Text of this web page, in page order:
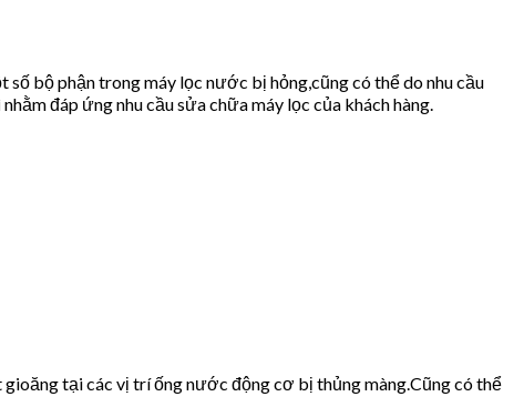
bộ phận trong máy lọc nước bị hỏng,cũng có thể do nhu cầu
nhằm đáp ứng nhu cầu sửa chữa máy lọc của khách hàng.
tại các vị trí ống nước động cơ bị thủng màng.Cũng có thể